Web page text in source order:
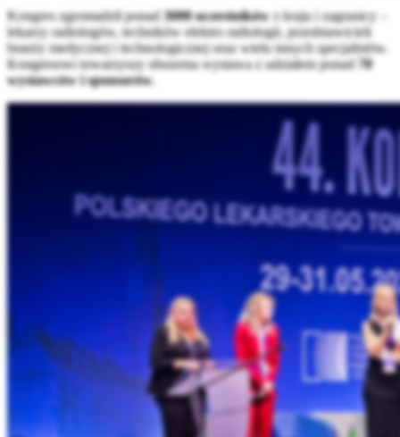
Kongres zgromadził ponad 3000 uczestnikówz kraju i zagranicy –
lekarzy radiologów, techników elektro radiologii, przedstawicieli
branży medycznej i technologicznej oraz wielu innych specjalistów.
Kongresowi towarzyszy obszerna wystawa z udziałem ponad 70
wystawców i sponsorów.